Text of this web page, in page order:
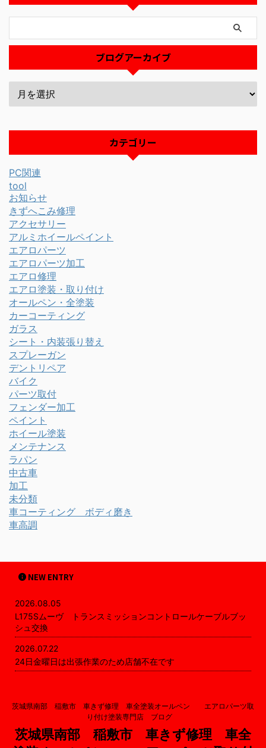
ブログアーカイブ
カテゴリー
PC関連
tool
お知らせ
きずへこみ修理
アクセサリー
アルミホイールペイント
エアロパーツ
エアロパーツ加工
エアロ修理
エアロ塗装・取り付け
オールペン・全塗装
カーコーティング
ガラス
シート・内装張り替え
スプレーガン
デントリペア
バイク
パーツ取付
フェンダー加工
ペイント
ホイール塗装
メンテナンス
ラパン
中古車
加工
未分類
車コーティング ボディ磨き
車高調
NEW ENTRY
2026.08.05
L175Sムーヴ トランスミッションコントロールケーブルブッ
シュ交換
2026.07.22
24日金曜日は出張作業のため店舗不在です
茨城県南部 稲敷市 車きず修理 車全塗装オールペン エアロパーツ取
り付け塗装専門店 ブログ
茨城県南部 稲敷市 車きず修理 車全